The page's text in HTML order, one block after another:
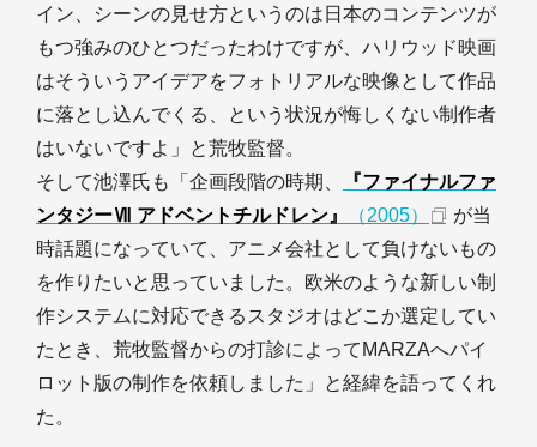
イン、シーンの見せ方というのは日本のコンテンツが
もつ強みのひとつだったわけですが、ハリウッド映画
はそういうアイデアをフォトリアルな映像として作品
に落とし込んでくる、という状況が悔しくない制作者
はいないですよ」と荒牧監督。
そして池澤氏も「企画段階の時期、
『ファイナルファ
ンタジーⅦ アドベントチルドレン』
（2005）
が当
時話題になっていて、アニメ会社として負けないもの
を作りたいと思っていました。欧米のような新しい制
作システムに対応できるスタジオはどこか選定してい
たとき、荒牧監督からの打診によってMARZAへパイ
ロット版の制作を依頼しました」と経緯を語ってくれ
た。